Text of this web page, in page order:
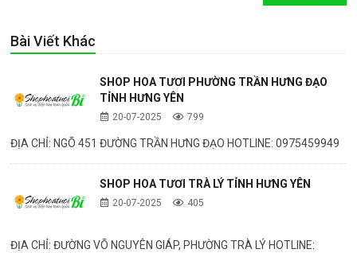
Bài Viết Khác
SHOP HOA TƯƠI PHƯỜNG TRẦN HƯNG ĐẠO
TỈNH HƯNG YÊN
20-07-2025 799
ĐỊA CHỈ: NGÕ 451 ĐƯỜNG TRẦN HƯNG ĐẠO HOTLINE: 0975459949
SHOP HOA TƯƠI TRÀ LÝ TỈNH HƯNG YÊN
20-07-2025 405
ĐỊA CHỈ: ĐƯỜNG VÕ NGUYÊN GIÁP, PHƯỜNG TRÀ LÝ HOTLINE: